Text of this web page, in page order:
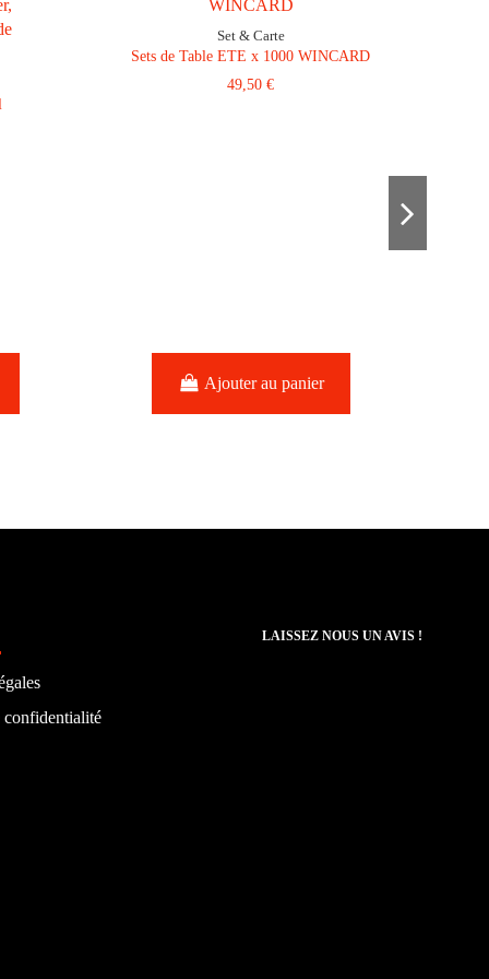
Set & Carte
Sets de Table ETE x 1000 WINCARD
49,50 €
Ajouter au panier
confidentialité
LAISSEZ NOUS UN AVIS !